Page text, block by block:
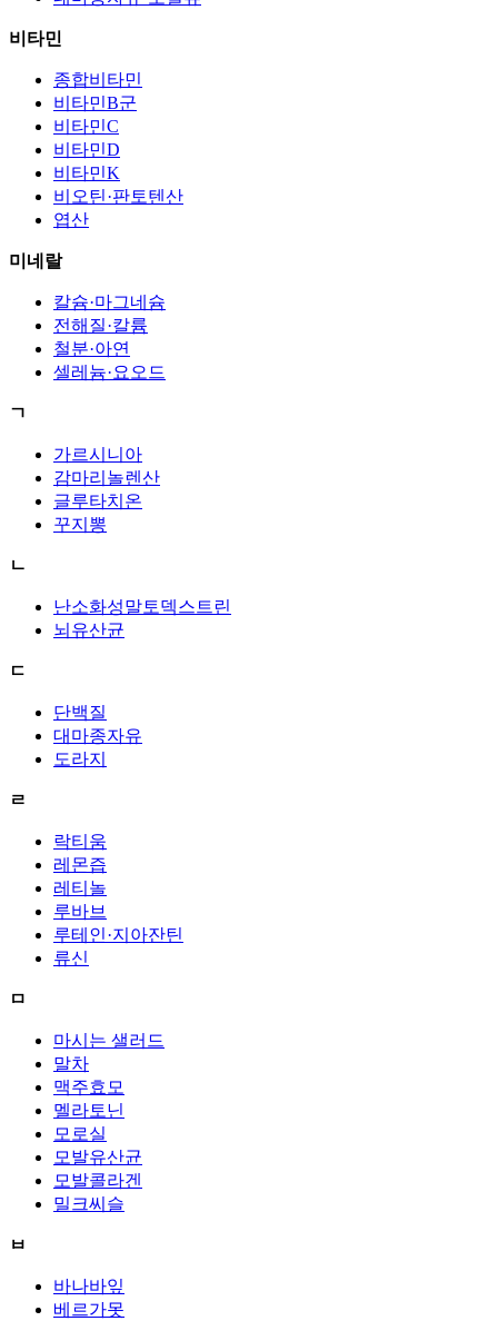
비타민
종합비타민
비타민B군
비타민C
비타민D
비타민K
비오틴·판토텐산
엽산
미네랄
칼슘·마그네슘
전해질·칼륨
철분·아연
셀레늄·요오드
ㄱ
가르시니아
감마리놀렌산
글루타치온
꾸지뽕
ㄴ
난소화성말토덱스트린
뇌유산균
ㄷ
단백질
대마종자유
도라지
ㄹ
락티움
레몬즙
레티놀
루바브
루테인·지아잔틴
류신
ㅁ
마시는 샐러드
말차
맥주효모
멜라토닌
모로실
모발유산균
모발콜라겐
밀크씨슬
ㅂ
바나바잎
베르가못